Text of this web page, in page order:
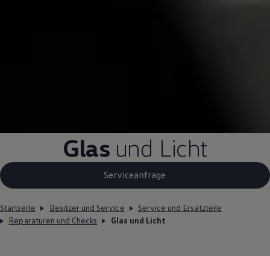
Glas und Licht
Serviceanfrage
Startseite Besitzer und Service
Service und Ersatzteile
Reparaturen und Checks
Glas und Licht